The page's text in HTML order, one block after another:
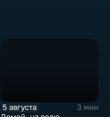
5 августа
3 мин